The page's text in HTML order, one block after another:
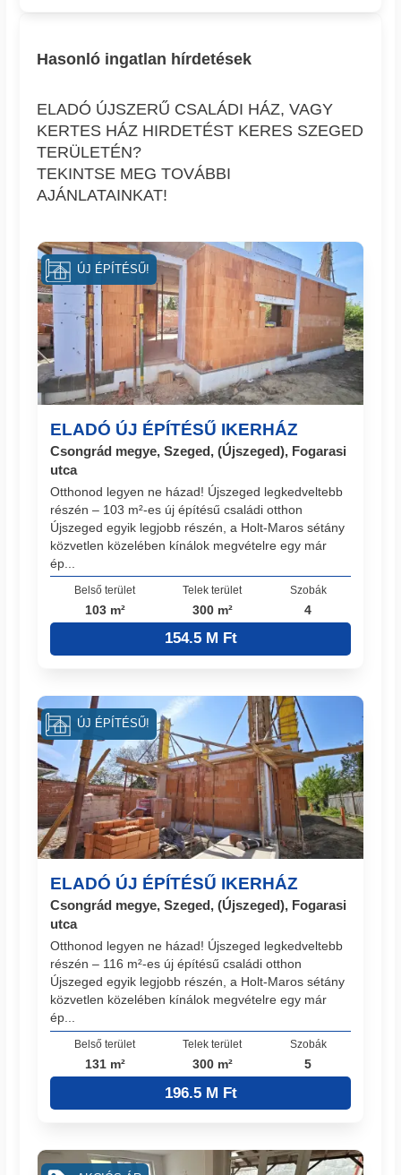
Hasonló ingatlan hírdetések
ELADÓ ÚJSZERŰ CSALÁDI HÁZ, VAGY
KERTES HÁZ HIRDETÉST KERES SZEGED
TERÜLETÉN?
TEKINTSE MEG TOVÁBBI
AJÁNLATAINKAT!
ELADÓ ÚJ ÉPÍTÉSŰ IKERHÁZ
Csongrád megye, Szeged, (Újszeged), Fogarasi
utca
Otthonod legyen ne házad! Újszeged legkedveltebb
részén – 103 m²-es új építésű családi otthon
Újszeged egyik legjobb részén, a Holt-Maros sétány
közvetlen közelében kínálok megvételre egy már
ép...
Belső terület
103 m²
Telek terület
300 m²
Szobák
4
154.5 M Ft
ÚJ ÉPÍTÉSŰ!
ELADÓ ÚJ ÉPÍTÉSŰ IKERHÁZ
Csongrád megye, Szeged, (Újszeged), Fogarasi
utca
Otthonod legyen ne házad! Újszeged legkedveltebb
részén – 116 m²-es új építésű családi otthon
Újszeged egyik legjobb részén, a Holt-Maros sétány
közvetlen közelében kínálok megvételre egy már
ép...
Belső terület
131 m²
Telek terület
300 m²
Szobák
5
196.5 M Ft
ÚJ ÉPÍTÉSŰ!